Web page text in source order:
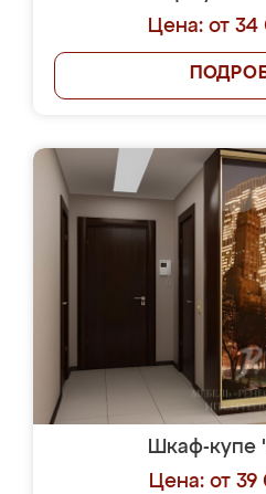
Цена: от 34
Шкаф-купе
Цена: от 39